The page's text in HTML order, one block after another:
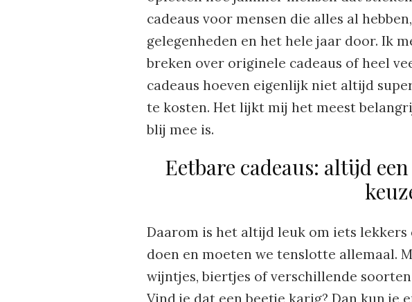
cadeaus voor mensen die alles al
gelegenheden en het hele jaar door. Ik
breken over originele cadeaus of heel
cadeaus hoeven eigenlijk niet altijd
te kosten. Het lijkt mij het meest
blij mee is.
Eetbare cadeaus: altijd
Daarom is het altijd leuk om iets lekkers
doen en moeten we tenslotte allemaal.
wijntjes, biertjes of verschillende
Vind je dat een beetje karig? Dan kun